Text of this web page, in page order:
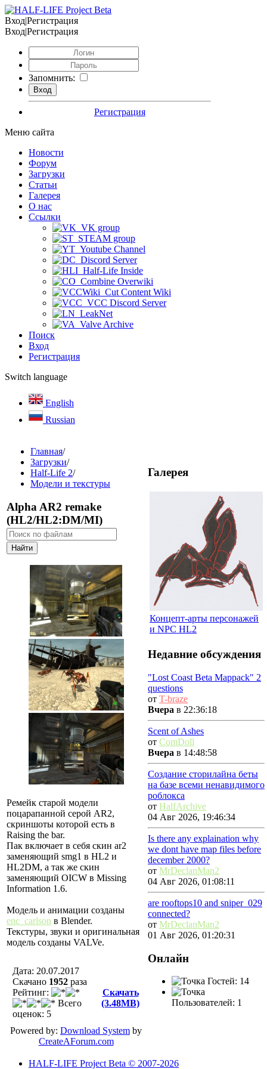
Вход|Регистрация
Вход|Регистрация
Запомнить:
Регистрация
Меню сайта
Новости
Форум
Загрузки
Статьи
Галерея
О нас
Ссылки
VK group
STEAM group
Youtube Channel
Discord Server
Half-Life Inside
Combine Overwiki
Cut Content Wiki
VCC Discord Server
LeakNet
Valve Archive
Поиск
Вход
Регистрация
Switch language
English
Russian
Главная/
Загрузки/
Half-Life 2/
Модели и текстуры
Alpha AR2 remake
(HL2/HL2:DM/MI)
Ремейк старой модели
поцарапанной серой AR2,
скриншоты которой есть в
Raising the bar.
Пак включает в себя скин ar2
заменяющий smg1 в HL2 и
HL2DM, а так же скин
заменяющий OICW в Missing
Information 1.6.
Модель и анимации созданы
enc_carlson в Blender.
Текстуры, звуки и оригинальная
модель созданы VALVe.
Дата: 20.07.2017
Скачано 1952 разa
Рейтинг:
Всего
оценок: 5
Скачать
(3.48MB)
Powered by: Download System by
CreateAForum.com
Галерея
Концепт-арты персонажей
и NPC HL2
Недавние обсуждения
"Lost Coast Beta Mappack" 2
questions
от T-braze
Вчера в 22:36:18
Scent of Ashes
от ComDoll
Вчера в 14:48:58
Создание сторилайна беты
на базе всеми ненавидимого
роблокса
от HalfArchive
04 Авг 2026, 19:46:34
Is there any explaination why
we dont have map files before
december 2000?
от MrDeclanMan2
04 Авг 2026, 01:08:11
are rooftops10 and sniper_029
connected?
от MrDeclanMan2
01 Авг 2026, 01:20:31
Онлайн
Гостей: 14
Пользователей: 1
HALF-LIFE Project Beta © 2007-2026